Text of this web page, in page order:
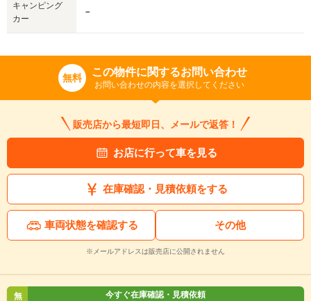
キャンピング
カー
－
無料 この物件に関するお問い合わせ
お問い合わせの内容を選択してください
販売店から最短即日、メールで返答！
お店に行って車を見る
在庫確認・見積依頼をする
車両状態を確認する その他
※メールアドレスは販売店に公開されません
無
今すぐ在庫確認・見積依頼